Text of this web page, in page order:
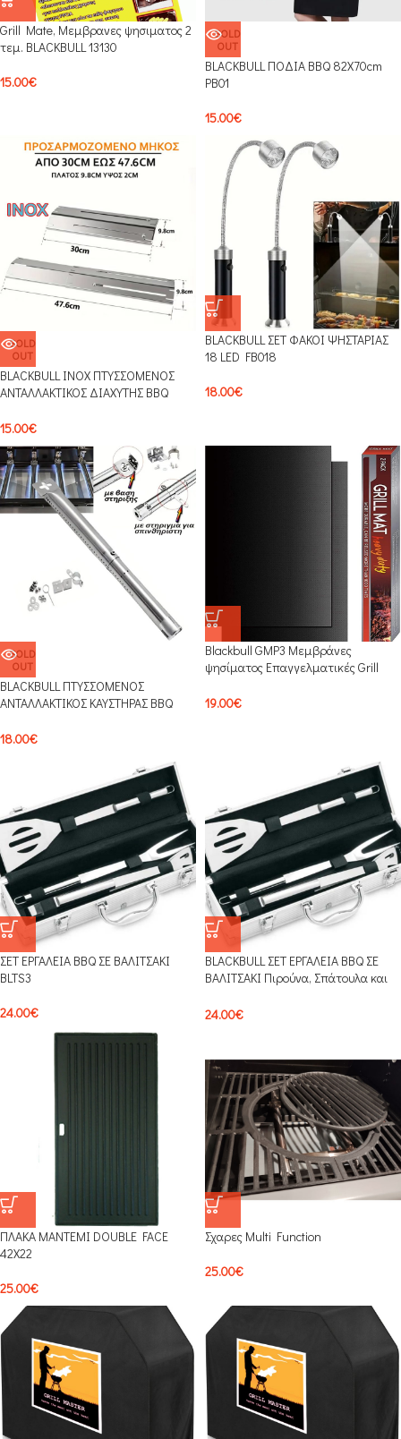
Grill Mate, Μεμβρανες ψησιματος 2
τεμ. BLACKBULL 13130
15.00€
SOLD
OUT
BLACKBULL ΠΟΔΙΑ BBQ 82X70cm
PB01
15.00€
SOLD
OUT
BLACKBULL ΙΝΟΧ ΠΤΥΣΣΟΜΕΝΟΣ
ΑΝΤΑΛΛΑΚΤΙΚΟΣ ΔΙΑΧΥΤΗΣ BBQ
ΠΕΡΙΣΣΟΤΕΡΕΣ ΨΗΣΤΑΡΙΕΣ AD01
15.00€
BLACKBULL ΣΕΤ ΦΑΚΟΙ ΨΗΣΤΑΡΙΑΣ
18 LED FB018
18.00€
SOLD
OUT
BLACKBULL ΠΤΥΣΣΟΜΕΝΟΣ
ΑΝΤΑΛΛΑΚΤΙΚΟΣ ΚΑΥΣΤΗΡΑΣ BBQ
ΠΕΡΙΣΣΟΤΕΡΕΣ ΨΗΣΤΑΡΙΕΣ AB01
18.00€
Blackbull GMP3 Μεμβράνες
ψησίματος Επαγγελματικές Grill
19.00€
ΣΕΤ ΕΡΓΑΛΕΙΑ BBQ ΣΕ ΒΑΛΙΤΣΑΚΙ
BLTS3
24.00€
BLACKBULL ΣΕΤ ΕΡΓΑΛΕΙΑ BBQ ΣΕ
ΒΑΛΙΤΣΑΚΙ Πιρούνα, Σπάτουλα και
24.00€
ΠΛΑΚΑ ΜΑΝΤΕΜΙ DOUBLE FACE
42X22
25.00€
Σχαρες Multi Function
25.00€